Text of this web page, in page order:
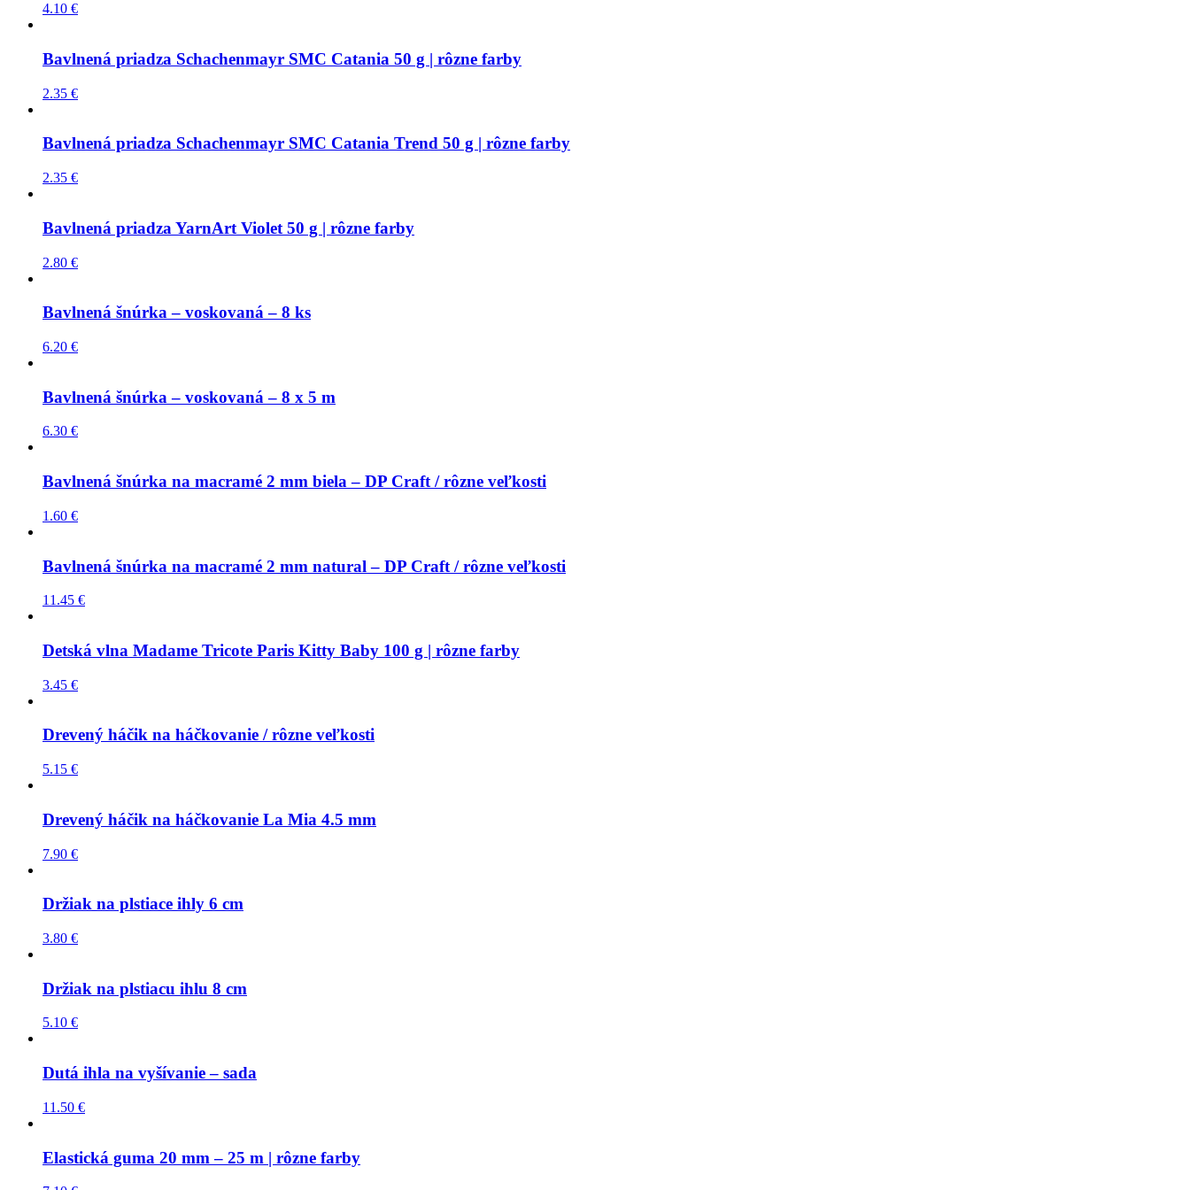
4.10 €
Bavlnená priadza Schachenmayr SMC Catania 50 g | rôzne farby
2.35 €
Bavlnená priadza Schachenmayr SMC Catania Trend 50 g | rôzne farby
2.35 €
Bavlnená priadza YarnArt Violet 50 g | rôzne farby
2.80 €
Bavlnená šnúrka – voskovaná – 8 ks
6.20 €
Bavlnená šnúrka – voskovaná – 8 x 5 m
6.30 €
Bavlnená šnúrka na macramé 2 mm biela – DP Craft / rôzne veľkosti
1.60 €
Bavlnená šnúrka na macramé 2 mm natural – DP Craft / rôzne veľkosti
11.45 €
Detská vlna Madame Tricote Paris Kitty Baby 100 g | rôzne farby
3.45 €
Drevený háčik na háčkovanie / rôzne veľkosti
5.15 €
Drevený háčik na háčkovanie La Mia 4.5 mm
7.90 €
Držiak na plstiace ihly 6 cm
3.80 €
Držiak na plstiacu ihlu 8 cm
5.10 €
Dutá ihla na vyšívanie – sada
11.50 €
Elastická guma 20 mm – 25 m | rôzne farby